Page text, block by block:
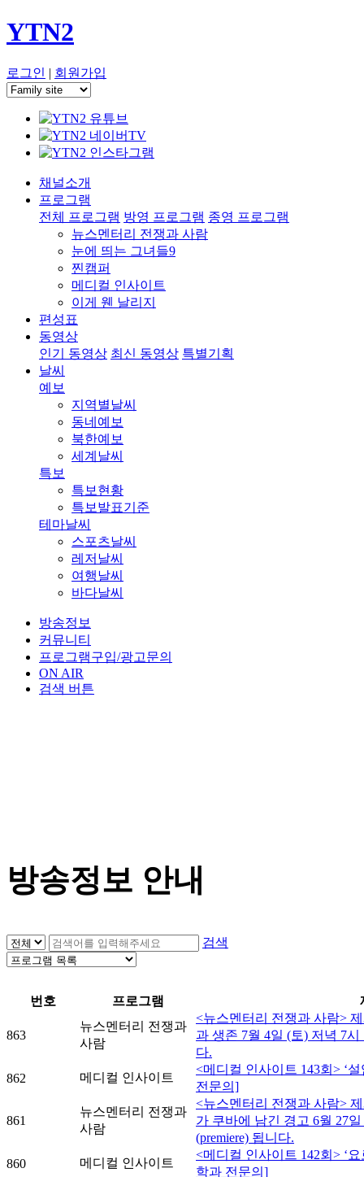
YTN2
로그인 | 회원가입
채널소개
프로그램
전체 프로그램 방영 프로그램 종영 프로그램
뉴스멘터리 전쟁과 사람
눈에 띄는 그녀들9
찐캠퍼
메디컬 인사이트
이게 웬 날리지
편성표
동영상
인기 동영상 최신 동영상 특별기획
날씨
예보
지역별날씨
동네예보
북한예보
세계날씨
특보
특보현황
특보발표기준
테마날씨
스포츠날씨
레저날씨
여행날씨
바다날씨
방송정보
커뮤니티
프로그램구입/광고문의
ON AIR
검색 버튼
방송정보 안내
검색
번호 프로그램
863
뉴스멘터리 전쟁과
사람
<뉴스멘터리 전쟁과 사람>
과 생존 7월 4일 (토) 저녁 7
다.
862
메디컬 인사이트
<메디컬 인사이트 143회> ‘
전문의]
861
뉴스멘터리 전쟁과
사람
<뉴스멘터리 전쟁과 사람>
가 쿠바에 남긴 경고 6월 27
(premiere) 됩니다.
860
메디컬 인사이트
<메디컬 인사이트 142회> ‘
학과 전문의]